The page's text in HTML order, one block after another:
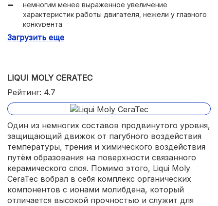
немногим менее выраженное увеличение
характеристик работы двигателя, нежели у главного
конкурента.
Загрузить еще
LIQUI MOLY CERATEC
Рейтинг: 4.7
Один из немногих составов продвинутого уровня,
защищающий движок от пагубного воздействия
температуры, трения и химического воздействия
путём образования на поверхности связанного
керамического слоя. Помимо этого, Liqui Moly
CeraTec вобрал в себя комплекс органических
компонентов с ионами молибдена, который
отличается высокой прочностью и служит для